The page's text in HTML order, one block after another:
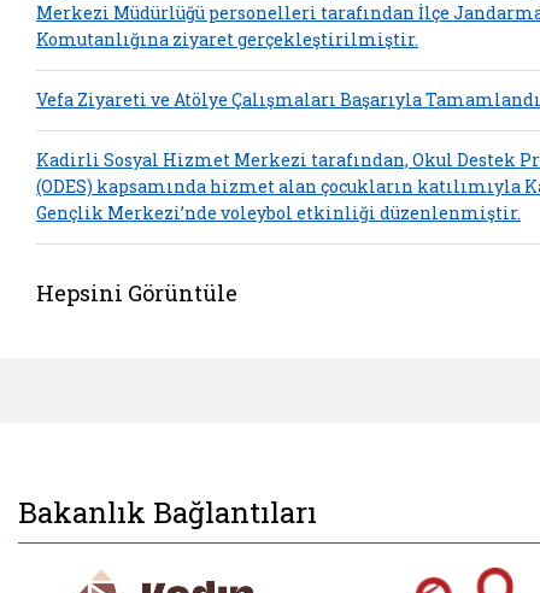
Merkezi Müdürlüğü personelleri tarafından İlçe
Komutanlığına ziyaret gerçekleştirilmiştir.
Vefa Ziyareti ve Atölye Çalışmaları Başarıyla Tamamlandı
Kadirli Sosyal Hizmet Merkezi tarafından, Okul Destek
(ODES) kapsamında hizmet alan çocukların katılımıyla
Gençlik Merkezi’nde voleybol etkinliği düzenlenmiştir.
Hepsini Görüntüle
Bakanlık Bağlantıları